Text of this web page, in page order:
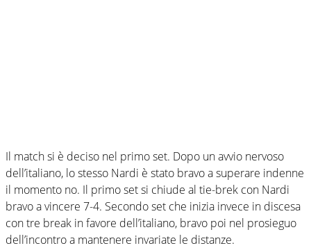
Il match si è deciso nel primo set. Dopo un avvio nervoso
dell’italiano, lo stesso Nardi è stato bravo a superare indenne
il momento no. Il primo set si chiude al tie-brek con Nardi
bravo a vincere 7-4. Secondo set che inizia invece in discesa
con tre break in favore dell’italiano, bravo poi nel prosieguo
dell’incontro a mantenere invariate le distanze.